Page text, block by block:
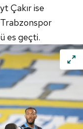
Çakır ise
es geçti.